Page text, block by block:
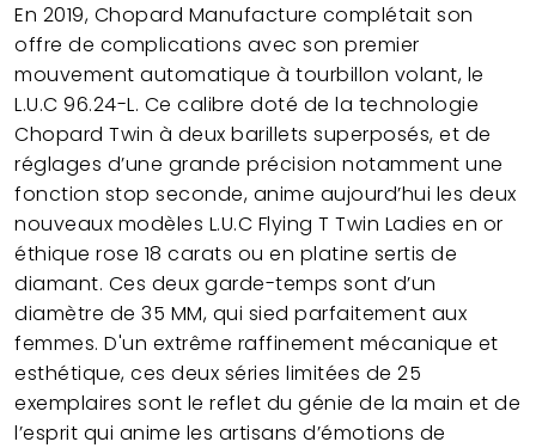
En 2019, Chopard Manufacture complétait son
offre de complications avec son premier
mouvement automatique à tourbillon volant, le
L.U.C 96.24-L. Ce calibre doté de la technologie
Chopard Twin à deux barillets superposés, et de
réglages d’une grande précision notamment une
fonction stop seconde, anime aujourd’hui les deux
nouveaux modèles L.U.C Flying T Twin Ladies en or
éthique rose 18 carats ou en platine sertis de
diamant. Ces deux garde-temps sont d’un
diamètre de 35 MM, qui sied parfaitement aux
femmes. D'un extrême raffinement mécanique et
esthétique, ces deux séries limitées de 25
exemplaires sont le reflet du génie de la main et de
l’esprit qui anime les artisans d’émotions de